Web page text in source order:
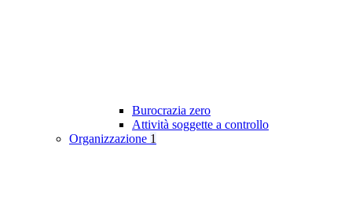
Burocrazia zero
Attività soggette a controllo
Organizzazione 1